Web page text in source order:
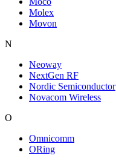
Molex
Movon
N
Neoway
NextGen RF
Nordic Semiconductor
Novacom Wireless
O
Omnicomm
ORing